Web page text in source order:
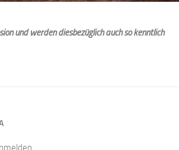
und werden diesbezüglich auch so kenntlich